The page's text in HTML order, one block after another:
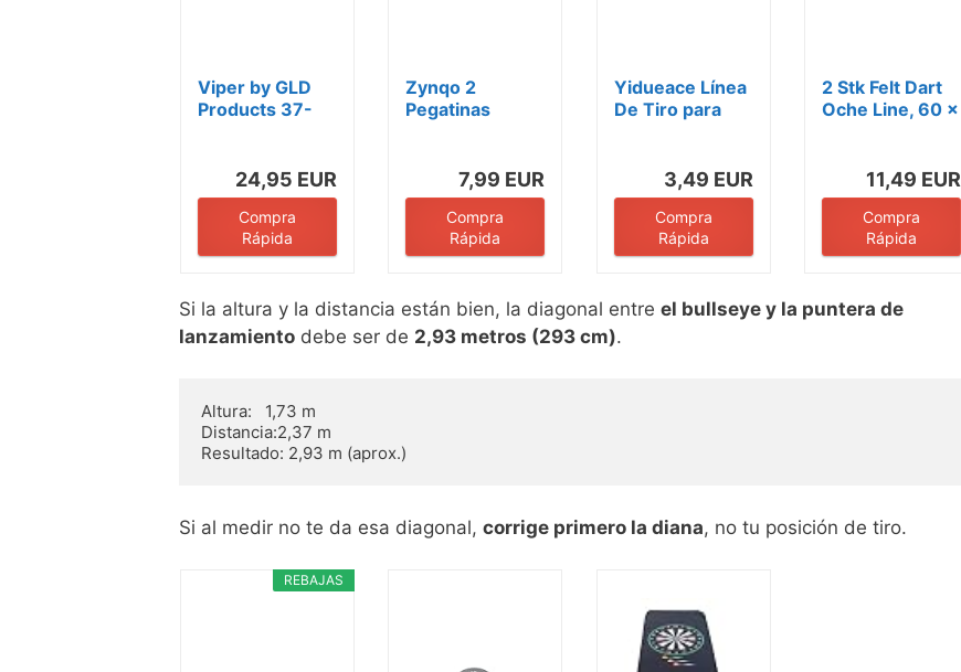
Viper by GLD
Products 37-
24,95 EUR
Compra
Rápida
Zynqo 2
Pegatinas
Dardos...7,99 EUR
Compra
Rápida
Yidueace Línea
De Tiro para
para...3,49 EUR
Compra
Rápida
2 Stk Felt Dart
Oche Line, 60 x
11,49 EUR
Compra
Rápida
Si la altura y la distancia están bien, la diagonal entre el bullseye y la puntera de
lanzamiento debe ser de 2,93 metros (293 cm).
Altura:   1,73 m
Distancia:2,37 m
Si al medir no te da esa diagonal, corrige primero la diana, no tu posición de tiro.
REBAJAS